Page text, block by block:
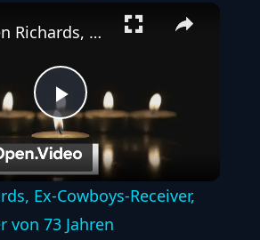
Play
Video
Golden Richards, Ex-Cowboys-Receiver, stirbt im Alter von 73 Jahren
Ex-Cowboys-Receiver,
73 Jahren